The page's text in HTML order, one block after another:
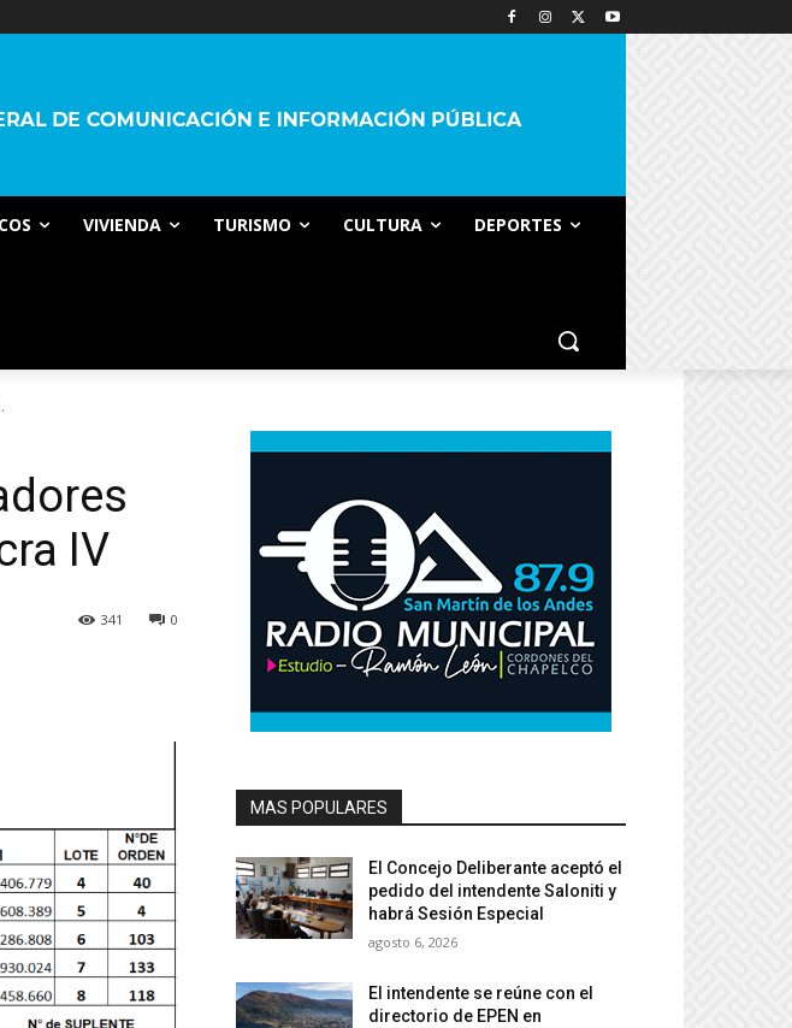
VIVIENDA TURISMO CULTURA DEPORTES
IV
0
341
MAS POPULARES
El Concejo Deliberante aceptó el
pedido del intendente Saloniti y
habrá Sesión Especial
agosto 6, 2026
El intendente se reúne con el
directorio de EPEN en